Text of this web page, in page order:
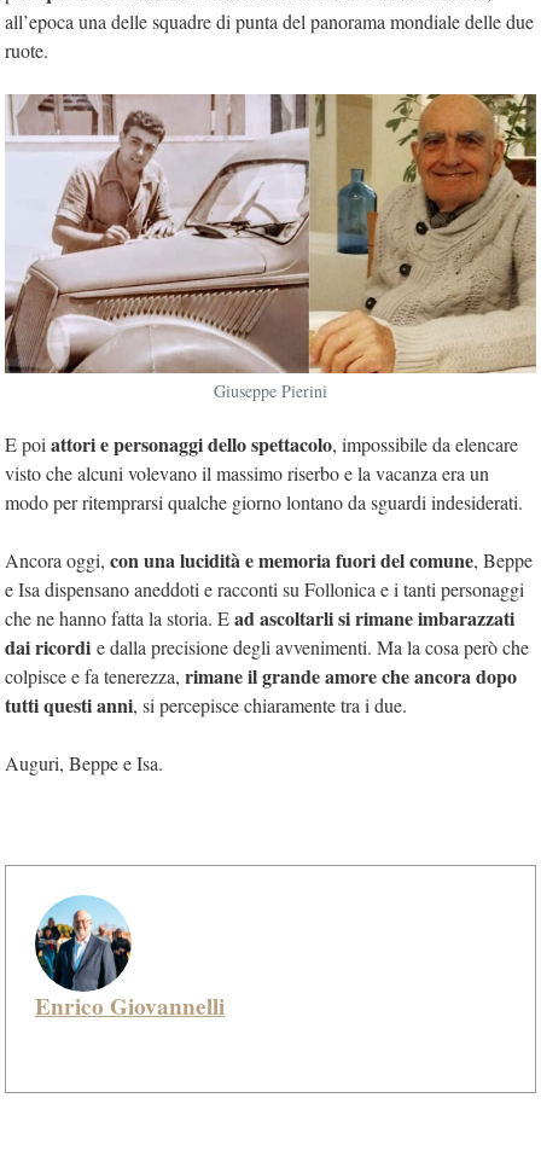
all’epoca una delle squadre di punta del panorama mondiale delle due
ruote.
Giuseppe Pierini
E poiattori e personaggi dello spettacolo, impossibile da elencare
visto che alcuni volevano il massimo riserbo e la vacanza era un
modo per ritemprarsi qualche giorno lontano da sguardi indesiderati.
Ancora oggi, con una lucidità e memoria fuori del comune, Beppe
e Isa dispensano aneddoti e racconti su Follonica e i tanti personaggi
che ne hanno fatta la storia. Ead ascoltarli si rimane imbarazzati
dai ricordi e dalla precisione degli avvenimenti. Ma la cosa però che
colpisce e fa tenerezza, rimane il grande amore che ancora dopo
tutti questi anni, si percepisce chiaramente tra i due.
Auguri, Beppe e Isa.
Enrico Giovannelli